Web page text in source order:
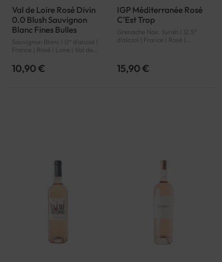
Val de Loire Rosé Divin
0.0 Blush Sauvignon
Blanc Fines Bulles
Sauvignon Blanc | 0° d'alcool |
France | Rosé | Loire | Val de
10,90 €
IGP Méditerranée Rosé
C'Est Trop
Grenache Noir, Syrah | 12.5°
d'alcool | France | Rosé |
15,90 €